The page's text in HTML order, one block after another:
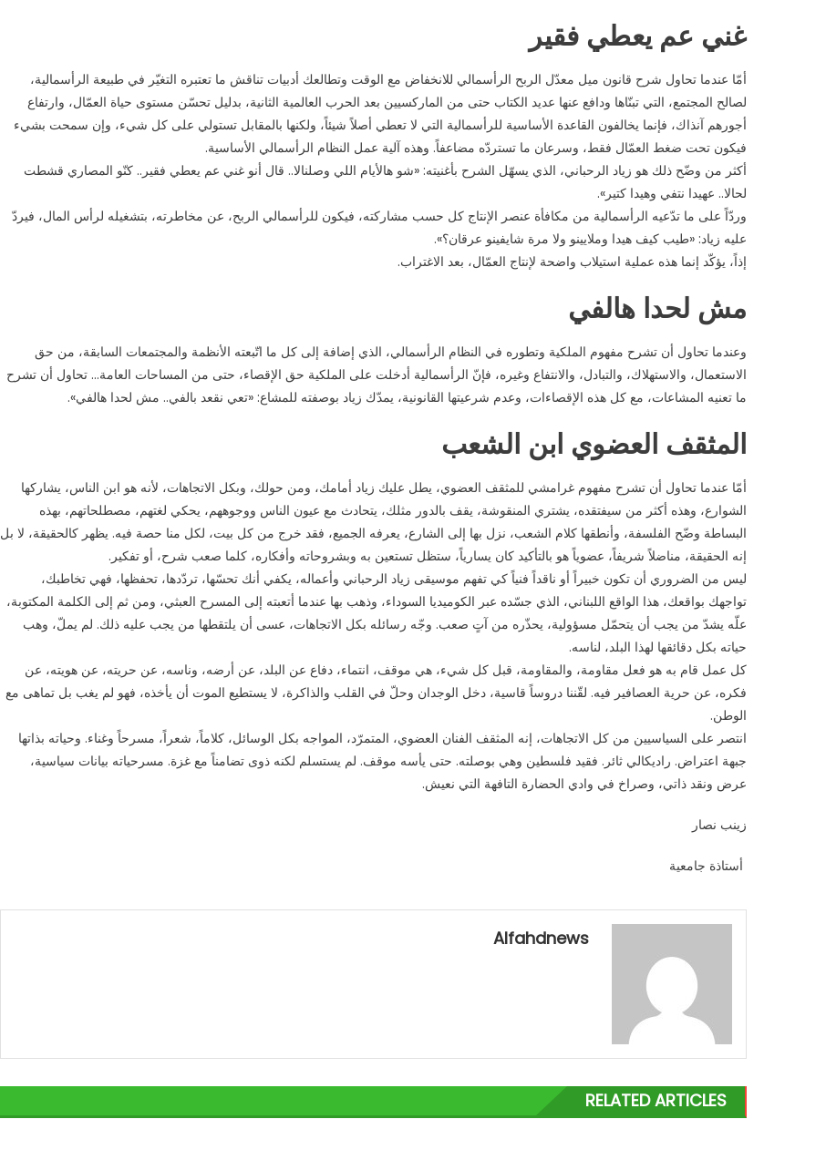
غني عم يعطي فقير
أمّا عندما تحاول شرح قانون ميل معدّل الربح الرأسمالي للانخفاض مع الوقت وتطالعك أدبيات تناقش ما تعتبره التغيّر في طبيعة الرأسمالية،
لصالح المجتمع، التي تبنّاها ودافع عنها عديد الكتاب حتى من الماركسيين بعد الحرب العالمية الثانية، بدليل تحسّن مستوى حياة العمّال، وارتفاع
أجورهم آنذاك، فإنما يخالفون القاعدة الأساسية للرأسمالية التي لا تعطي أصلاً شيئاً، ولكنها بالمقابل تستولي على كل شيء، وإن سمحت بشيء
فيكون تحت ضغط العمّال فقط، وسرعان ما تستردّه مضاعفاً. وهذه آلية عمل النظام الرأسمالي الأساسية.
أكثر من وضّح ذلك هو زياد الرحباني، الذي يسهّل الشرح بأغنيته: «شو هالأيام اللي وصلنالا.. قال أنو غني عم يعطي فقير.. كنّو المصاري قشطت
لحالا.. عهيدا نتفي وهيدا كتير».
وردّاً على ما تدّعيه الرأسمالية من مكافأة عنصر الإنتاج كل حسب مشاركته، فيكون للرأسمالي الربح، عن مخاطرته، بتشغيله لرأس المال، فيردّ
عليه زياد: «طيب كيف هيدا وملايينو ولا مرة شايفينو عرقان؟».
إذاً، يؤكّد إنما هذه عملية استيلاب واضحة لإنتاج العمّال، بعد الاغتراب.
مش لحدا هالفي
وعندما تحاول أن تشرح مفهوم الملكية وتطوره في النظام الرأسمالي، الذي إضافة إلى كل ما اتّبعته الأنظمة والمجتمعات السابقة، من حق
الاستعمال، والاستهلاك، والتبادل، والانتفاع وغيره، فإنّ الرأسمالية أدخلت على الملكية حق الإقصاء، حتى من المساحات العامة… تحاول أن تشرح
ما تعنيه المشاعات، مع كل هذه الإقصاءات، وعدم شرعيتها القانونية، يمدّك زياد بوصفته للمشاع: «تعي نقعد بالفي.. مش لحدا هالفي».
المثقف العضوي ابن الشعب
أمّا عندما تحاول أن تشرح مفهوم غرامشي للمثقف العضوي، يطل عليك زياد أمامك، ومن حولك، وبكل الاتجاهات، لأنه هو ابن الناس، يشاركها
الشوارع، وهذه أكثر من سيفتقده، يشتري المنقوشة، يقف بالدور مثلك، يتحادث مع عيون الناس ووجوههم، يحكي لغتهم، مصطلحاتهم، بهذه
البساطة وضّح الفلسفة، وأنطقها كلام الشعب، نزل بها إلى الشارع، يعرفه الجميع، فقد خرج من كل بيت، لكل منا حصة فيه. يظهر كالحقيقة، لا بل
إنه الحقيقة، مناضلاً شريفاً، عضوياً هو بالتأكيد كان يسارياً، ستظل تستعين به وبشروحاته وأفكاره، كلما صعب شرح، أو تفكير.
ليس من الضروري أن تكون خبيراً أو ناقداً فنياً كي تفهم موسيقى زياد الرحباني وأعماله، يكفي أنك تحسّها، تردّدها، تحفظها، فهي تخاطبك،
تواجهك بواقعك، هذا الواقع اللبناني، الذي جسّده عبر الكوميديا السوداء، وذهب بها عندما أتعبته إلى المسرح العبثي، ومن ثم إلى الكلمة المكتوبة،
علّه يشدّ من يجب أن يتحمّل مسؤولية، يحذّره من آتٍ صعب. وجّه رسائله بكل الاتجاهات، عسى أن يلتقطها من يجب عليه ذلك. لم يملّ، وهب
حياته بكل دقائقها لهذا البلد، لناسه.
كل عمل قام به هو فعل مقاومة، والمقاومة، قبل كل شيء، هي موقف، انتماء، دفاع عن البلد، عن أرضه، وناسه، عن حريته، عن هويته، عن
فكره، عن حرية العصافير فيه. لقّننا دروساً قاسية، دخل الوجدان وحلّ في القلب والذاكرة، لا يستطيع الموت أن يأخذه، فهو لم يغب بل تماهى مع
الوطن.
انتصر على السياسيين من كل الاتجاهات، إنه المثقف الفنان العضوي، المتمرّد، المواجه بكل الوسائل، كلاماً، شعراً، مسرحاً وغناء. وحياته بذاتها
جبهة اعتراض. راديكالي ثائر. فقيد فلسطين وهي بوصلته. حتى يأسه موقف. لم يستسلم لكنه ذوى تضامناً مع غزة. مسرحياته بيانات سياسية،
عرض ونقد ذاتي، وصراخ في وادي الحضارة التافهة التي نعيش.
زينب نصار
أستاذة جامعية
Alfahdnews
RELATED ARTICLES